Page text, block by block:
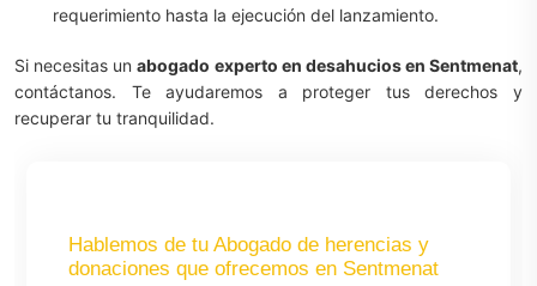
requerimiento hasta la ejecución del lanzamiento.
Si necesitas unabogado experto en desahucios en Sentmenat,
contáctanos. Te ayudaremos a proteger tus derechos y
recuperar tu tranquilidad.
Hablemos de tu Abogado de herencias y
donaciones que ofrecemos en Sentmenat